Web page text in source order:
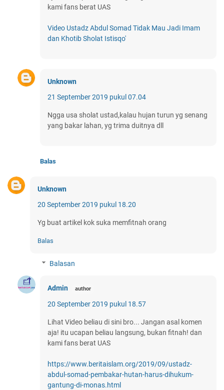
kami fans berat UAS
Video Ustadz Abdul Somad Tidak Mau Jadi Imam
dan Khotib Sholat Istisqo'
Unknown
21 September 2019 pukul 07.04
Ngga usa sholat ustad,kalau hujan turun yg senang
yang bakar lahan, yg trima duitnya dll
Balas
Unknown
20 September 2019 pukul 18.20
Yg buat artikel kok suka memfitnah orang
Balas
Balasan
Admin
20 September 2019 pukul 18.57
Lihat Video beliau di sini bro... Jangan asal komen
aja! itu ucapan beliau langsung, bukan fitnah! dan
kami fans berat UAS
https://www.beritaislam.org/2019/09/ustadz-
abdul-somad-pembakar-hutan-harus-dihukum-
gantung-di-monas.html